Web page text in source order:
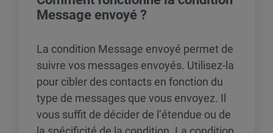
Message envoyé ?
La condition Message envoyé permet de
suivre vos messages envoyés. Utilisez-la
pour cibler des contacts en fonction du
type de messages que vous envoyez. Il
vous suffit de décider de l’étendue ou de